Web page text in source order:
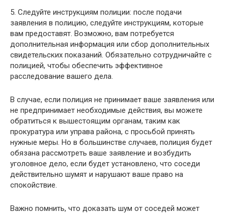
5. Следуйте инструкциям полиции: после подачи
заявления в полицию, следуйте инструкциям, которые
вам предоставят. Возможно, вам потребуется
дополнительная информация или сбор дополнительных
свидетельских показаний. Обязательно сотрудничайте с
полицией, чтобы обеспечить эффективное
расследование вашего дела.
В случае, если полиция не принимает ваше заявления или
не предпринимает необходимые действия, вы можете
обратиться к вышестоящим органам, таким как
прокуратура или управа района, с просьбой принять
нужные меры. Но в большинстве случаев, полиция будет
обязана рассмотреть ваше заявление и возбудить
уголовное дело, если будет установлено, что соседи
действительно шумят и нарушают ваше право на
спокойствие.
Важно помнить, что доказать шум от соседей может